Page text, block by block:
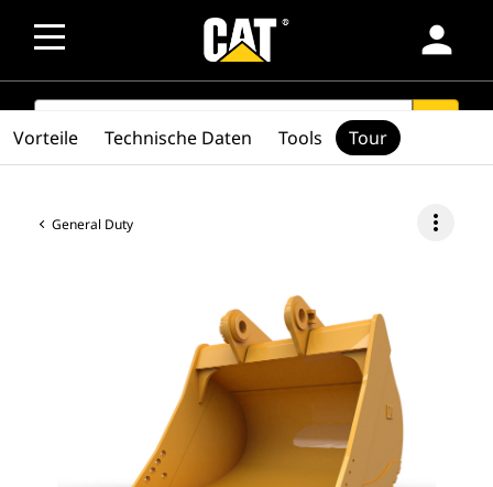
person
SEARCH
General Duty more_vert
Vorteile Technische Daten Tools Tour